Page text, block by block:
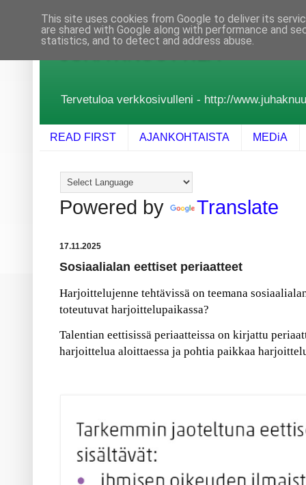
JUHA KNUUTTILA
Tervetuloa verkkosivulleni - http://
READ FIRST AJANKOHTAISTA MEDiA
Powered by Translate
17.11.2025
Sosiaalialan eettiset periaatteet
Harjoittelujenne tehtävissä on teemana
toteutuvat harjoittelupaikassa?
Talentian eettisissä periaatteissa on kirjattu
harjoittelua aloittaessa ja pohtia paikkaa
This site uses cookies from Google to deliver its
are shared with Google along with performance and
statistics, and to detect and address abuse.